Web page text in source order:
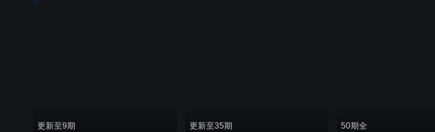
更新至9期 更新至35期 50期全